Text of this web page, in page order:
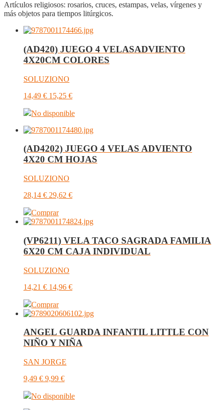
Artículos religiosos: rosarios, cruces, estampas, velas, vírgenes y
más objetos para tiempos litúrgicos.
(AD420) JUEGO 4 VELASADVIENTO
4X20CM COLORES
SOLUZIONO
14,49 € 15,25 €
No disponible
(AD4202) JUEGO 4 VELAS ADVIENTO
4X20 CM HOJAS
SOLUZIONO
28,14 € 29,62 €
Comprar
(VP6211) VELA TACO SAGRADA FAMILIA
6X20 CM CAJA INDIVIDUAL
SOLUZIONO
14,21 € 14,96 €
Comprar
ANGEL GUARDA INFANTIL LITTLE CON
NIÑO Y NIÑA
SAN JORGE
9,49 € 9,99 €
No disponible